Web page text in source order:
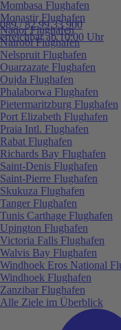
089 / 82 99 33 900
erreichbar ab 10:00 Uhr
Mombasa Flughafen
Monastir Flughafen
Nador Flughafen
Nairobi Flughafen
Nelspruit Flughafen
Ouarzazate Flughafen
Oujda Flughafen
Phalaborwa Flughafen
Pietermaritzburg Flughafen
Port Elizabeth Flughafen
Praia Intl. Flughafen
Rabat Flughafen
Richards Bay Flughafen
Saint-Denis Flughafen
Saint-Pierre Flughafen
Skukuza Flughafen
Tanger Flughafen
Tunis Carthage Flughafen
Upington Flughafen
Victoria Falls Flughafen
Walvis Bay Flughafen
Windhoek Eros National
Windhoek Flughafen
Zanzibar Flughafen
Alle Ziele im Überblick